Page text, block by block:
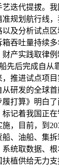
迭代提拔。
规划航行线
及分析试点
吞吐量持续
产实践取律
先后完成自
推进试点项
研发的全球
打算》明白
记着我国正
，目前，到
、油船、集
统取数据、
植供给无力